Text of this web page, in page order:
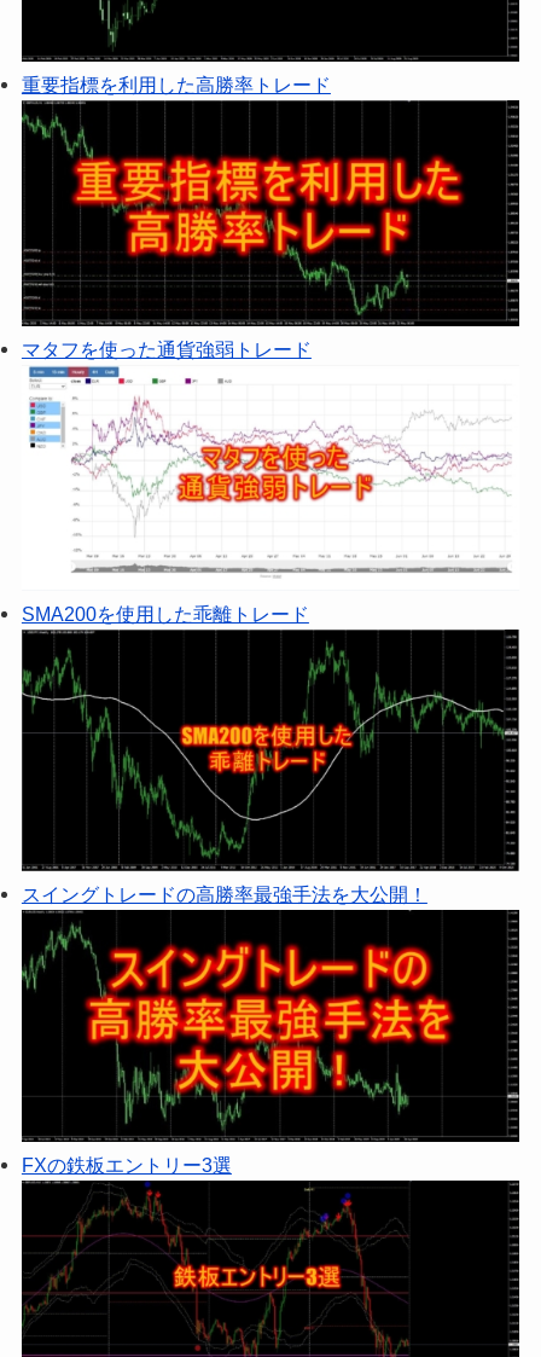
重要指標を利用した高勝率トレード
マタフを使った通貨強弱トレード
SMA200を使用した乖離トレード
スイングトレードの高勝率最強手法を大公開！
FXの鉄板エントリー3選